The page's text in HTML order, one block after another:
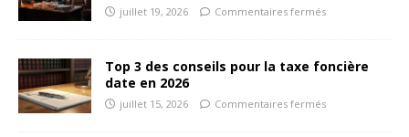
juillet 19, 2026 Commentaires fermés
Top 3 des conseils pour la taxe foncière
date en 2026
juillet 15, 2026 Commentaires fermés